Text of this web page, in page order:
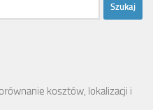
kosztów, lokalizacji i